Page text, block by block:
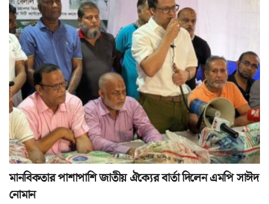
মানবিকতার পাশাপাশি জাতীয় ঐক্যের বার্তা দিলেন এমপি সাঈদ
নোমান